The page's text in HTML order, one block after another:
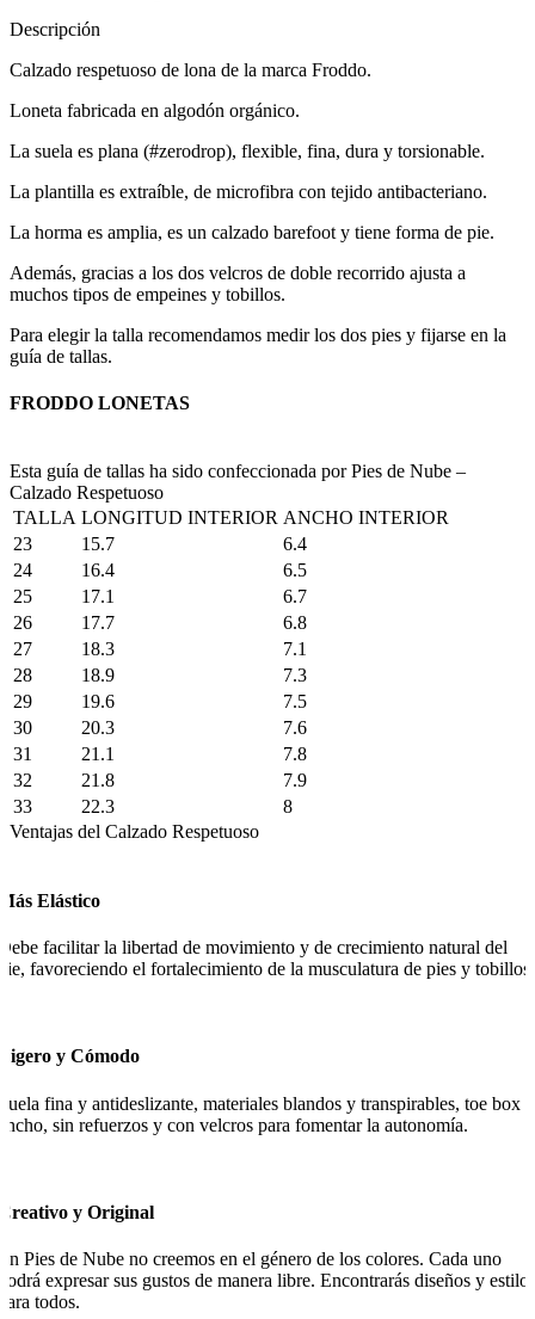
Descripción
Calzado respetuoso de lona de la marca Froddo.
Loneta fabricada en algodón orgánico.
La suela es plana (#zerodrop), flexible, fina, dura y torsionable.
La plantilla es extraíble, de microfibra con tejido antibacteriano.
La horma es amplia, es un calzado barefoot y tiene forma de pie.
Además, gracias a los dos velcros de doble recorrido ajusta a
muchos tipos de empeines y tobillos.
Para elegir la talla recomendamos medir los dos pies y fijarse en la
guía de tallas.
FRODDO LONETAS
Esta guía de tallas ha sido confeccionada por Pies de Nube –
Calzado Respetuoso
TALLA LONGITUD INTERIOR ANCHO INTERIOR
23
15.7
6.4
24
16.4
6.5
25
17.1
6.7
26
17.7
6.8
27
18.3
7.1
28
18.9
7.3
29
19.6
7.5
30
20.3
7.6
31
21.1
7.8
32
21.8
7.9
33
22.3
8
Ventajas del Calzado Respetuoso
Elástico
facilitar la libertad de movimiento y de crecimiento natural del
favoreciendo el fortalecimiento de la musculatura de pies y tobillos.
y Cómodo
fina y antideslizante, materiales blandos y transpirables, toe box
sin refuerzos y con velcros para fomentar la autonomía.
y Original
Pies de Nube no creemos en el género de los colores. Cada uno
expresar sus gustos de manera libre. Encontrarás diseños y estilos
todos.